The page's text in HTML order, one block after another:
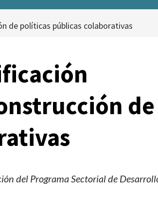
de políticas públicas colaborativas
de
del Programa Sectorial de